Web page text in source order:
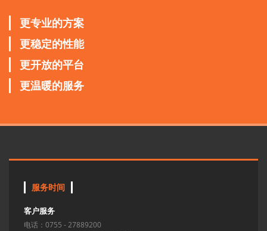
更专业的方案
更稳定的性能
更开放的平台
更温暖的服务
服务时间
客户服务
电话：0755 - 27889200